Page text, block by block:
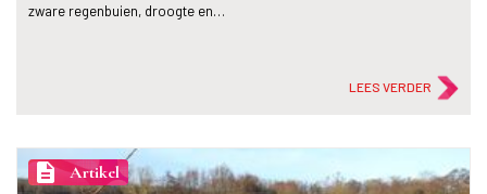
zware regenbuien, droogte en…
LEES VERDER
description Artikel